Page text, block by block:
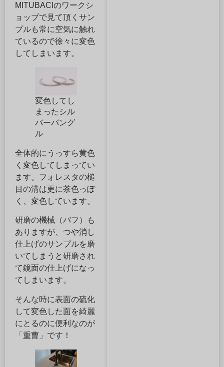
MITUBACIのワークシ
ョップで見て頂くサン
プルも常に空気に触れ
ているので徐々に変色
してしまいます。
変色してし
まったシル
バーバング
ル
全体的にうっすら黄色
く変色してしまってい
ます。フォレスタの槌
目の溝は更に茶色っぽ
く、変色しています。
研磨の機械（バフ）も
ありますが、つや消し
仕上げのサンプルを磨
いてしまうと研磨され
て鏡面の仕上げになっ
てしまいます。
そんな時に表面の硫化
して変色した面を綺麗
にとるのに便利なのが
「重曹」です！